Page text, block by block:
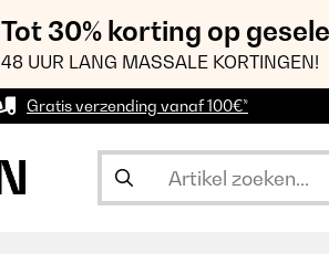
Tot 30% korting op
48 UUR LANG MASSALE KORTINGEN!
Gratis verzending vanaf 100€*